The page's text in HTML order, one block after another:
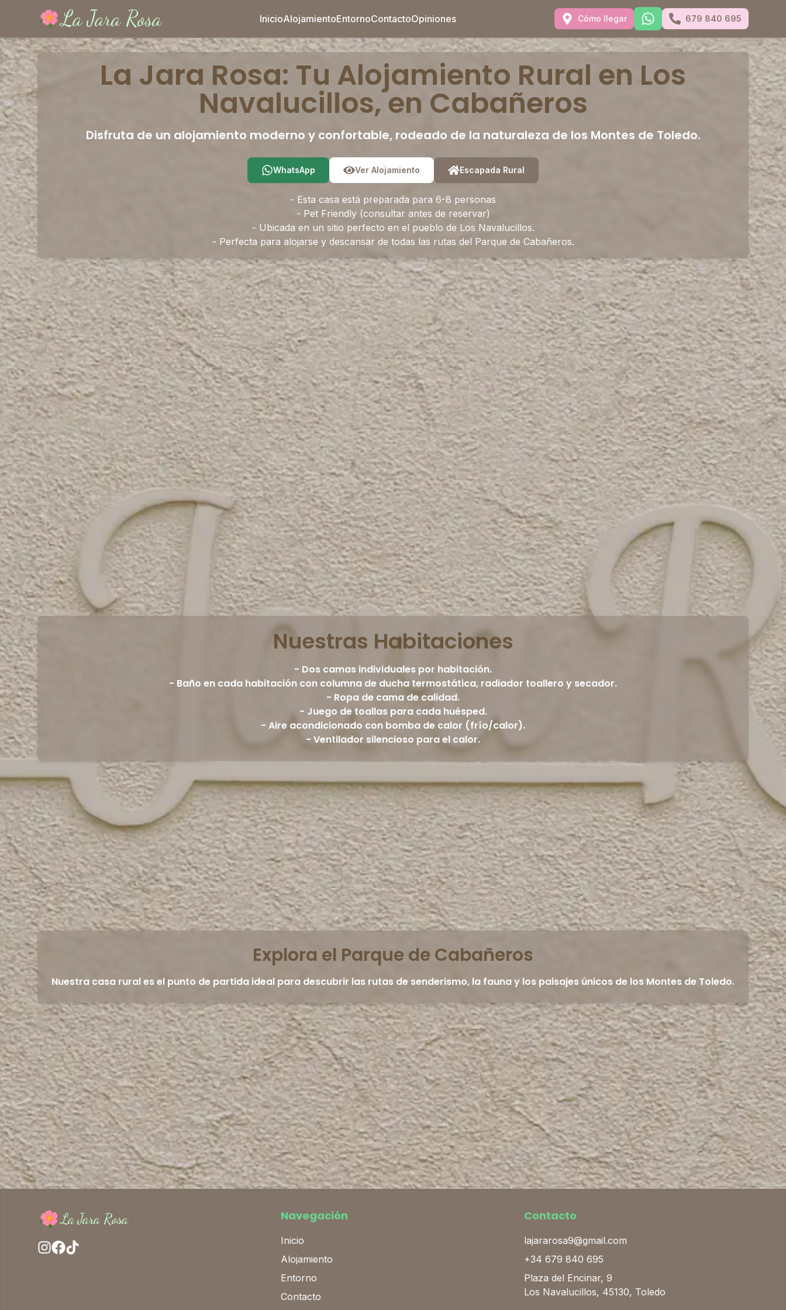
La Jara Rosa InicioAlojamientoEntornoContactoOpiniones Cómo llegar 679 840 695
La Jara Rosa: Tu Alojamiento Rural en Los
Navalucillos, en Cabañeros
Disfruta de un alojamiento moderno y confortable, rodeado de la naturaleza de los Montes de Toledo.
WhatsApp Ver Alojamiento Escapada Rural
- Esta casa está preparada para 6-8 personas
- Pet Friendly (consultar antes de reservar)
- Ubicada en un sitio perfecto en el pueblo de Los Navalucillos.
- Perfecta para alojarse y descansar de todas las rutas del Parque de Cabañeros.
Nuestras Habitaciones
- Dos camas individuales por habitación.
- Baño en cada habitación con columna de ducha termostática, radiador toallero y secador.
- Ropa de cama de calidad.
- Juego de toallas para cada huésped.
- Aire acondicionado con bomba de calor (frío/calor).
- Ventilador silencioso para el calor.
Explora el Parque de Cabañeros
Nuestra casa rural es el punto de partida ideal para descubrir las rutas de senderismo, la fauna y los paisajes únicos de los Montes de Toledo.
La Jara Rosa Navegación
Inicio
Alojamiento
Entorno
Contacto
Contacto
lajararosa9@gmail.com
+34 679 840 695
Plaza del Encinar, 9
Los Navalucillos, 45130, Toledo